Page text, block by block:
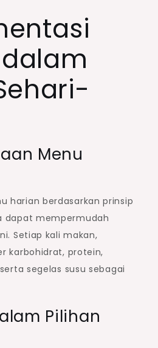
Menu
harian berdasarkan prinsip
dapat mempermudah
Setiap kali makan,
karbohidrat, protein,
segelas susu sebagai
Pilihan